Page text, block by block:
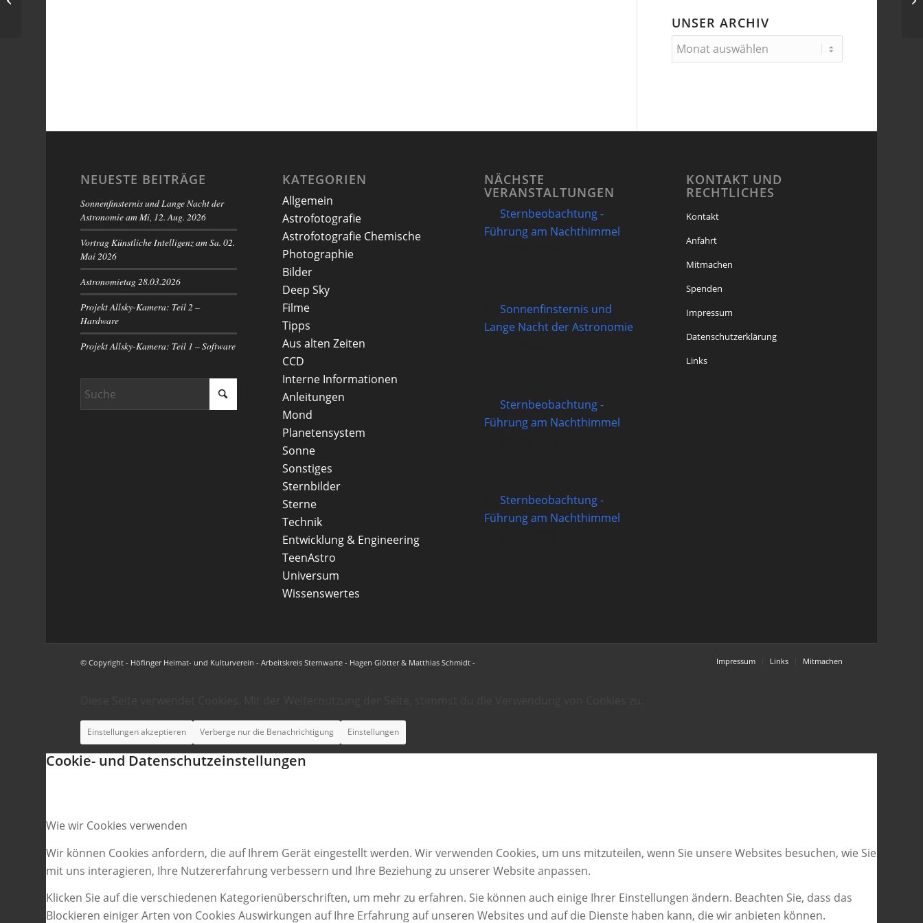
UNSER ARCHIV
NEUESTE BEITRÄGE
Sonnenfinsternis und Lange Nacht der
Astronomie am Mi, 12. Aug. 2026
Vortrag Künstliche Intelligenz am Sa. 02.
Mai 2026
Astronomietag 28.03.2026
Projekt Allsky-Kamera: Teil 2 –
Hardware
Projekt Allsky-Kamera: Teil 1 – Software
KATEGORIEN
Allgemein
Astrofotografie
Astrofotografie Chemische
Photographie
Bilder
Deep Sky
Filme
Tipps
Aus alten Zeiten
CCD
Interne Informationen
Anleitungen
Mond
Planetensystem
Sonne
Sonstiges
Sternbilder
Sterne
Technik
Entwicklung & Engineering
TeenAstro
Universum
Wissenswertes
NÄCHSTE
VERANSTALTUNGEN
Sternbeobachtung -
Führung am Nachthimmel
Sonnenfinsternis und
Lange Nacht der Astronomie
Sternbeobachtung -
Führung am Nachthimmel
Sternbeobachtung -
Führung am Nachthimmel
KONTAKT UND
RECHTLICHES
Kontakt
Anfahrt
Mitmachen
Spenden
Impressum
Datenschutzerklärung
Links
© Copyright - Höfinger Heimat- und Kulturverein - Arbeitskreis Sternwarte - Hagen Glötter & Matthias Schmidt - Impressum Links Mitmachen
Einstellungen akzeptieren Verberge nur die Benachrichtigung Einstellungen
Cookie- und Datenschutzeinstellungen
Wie wir Cookies verwenden
Wir können Cookies anfordern, die auf Ihrem Gerät eingestellt werden. Wir verwenden Cookies, um uns mitzuteilen, wenn Sie unsere Websites besuchen, wie Sie
mit uns interagieren, Ihre Nutzererfahrung verbessern und Ihre Beziehung zu unserer Website anpassen.
Klicken Sie auf die verschiedenen Kategorienüberschriften, um mehr zu erfahren. Sie können auch einige Ihrer Einstellungen ändern. Beachten Sie, dass das
Blockieren einiger Arten von Cookies Auswirkungen auf Ihre Erfahrung auf unseren Websites und auf die Dienste haben kann, die wir anbieten können.